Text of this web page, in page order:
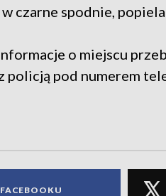
czarne spodnie,
o miejscu
policją pod numerem